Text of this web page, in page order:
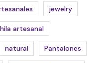
jewelry
artesanal
natural Pantalones